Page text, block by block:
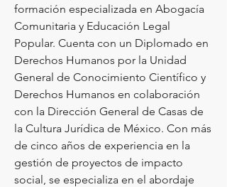
formación especializada en Abogacía
Comunitaria y Educación Legal
Popular. Cuenta con un Diplomado en
Derechos Humanos por la Unidad
General de Conocimiento Científico y
Derechos Humanos en colaboración
con la Dirección General de Casas de
la Cultura Jurídica de México. Con más
de cinco años de experiencia en la
gestión de proyectos de impacto
social, se especializa en el abordaje